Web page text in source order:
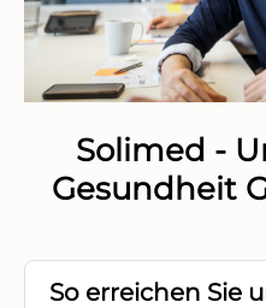
Solimed -
Gesundheit
So erreichen Sie